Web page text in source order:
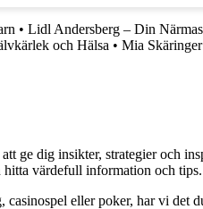
• Lidl Andersberg – Din
och Hälsa • Mia
ge dig insikter, strategier och
hitta värdefull information och tips.
eller poker, har vi det